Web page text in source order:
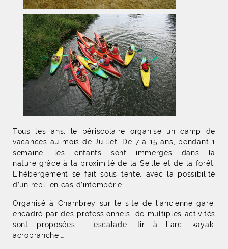
Tous les ans, le périscolaire organise un camp de
vacances au mois de Juillet. De 7 à 15 ans, pendant 1
semaine, les enfants sont immergés dans la
nature grâce à la proximité de la Seille et de la forêt.
L’hébergement se fait sous tente, avec la possibilité
d’un repli en cas d’intempérie.
Organisé à Chambrey sur le site de l'ancienne gare,
encadré par des professionnels, de multiples activités
sont proposées : escalade, tir à l’arc, kayak,
acrobranche,…